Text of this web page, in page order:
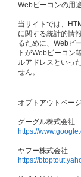
Webビーコンの用
当サイトでは、
に関する統計的情
るために、Webビ
トがWebビーコン
ルアドレスといっ
せん。
オプトアウトページ
グーグル株式会社
https://
ヤフー株式会社
https://